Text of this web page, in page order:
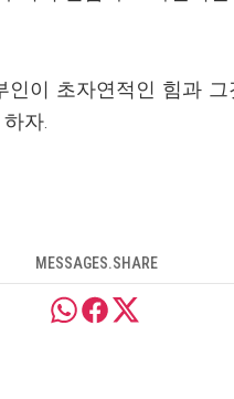
인이 초자연적인 힘과
자.
MESSAGES.SHARE